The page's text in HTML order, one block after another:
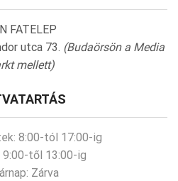
FATELEP
utca 73. (Budaörsön a Media
mellett)
8:00-tól 17:00-ig
9:00-től 13:00-ig
Zárva